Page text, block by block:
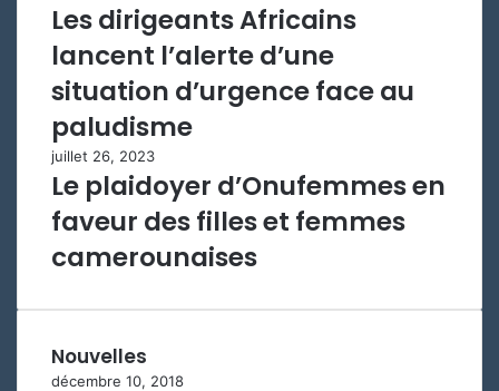
Les dirigeants Africains
lancent l’alerte d’une
situation d’urgence face au
paludisme
juillet 26, 2023
Le plaidoyer d’Onufemmes en
faveur des filles et femmes
camerounaises
Nouvelles
décembre 10, 2018